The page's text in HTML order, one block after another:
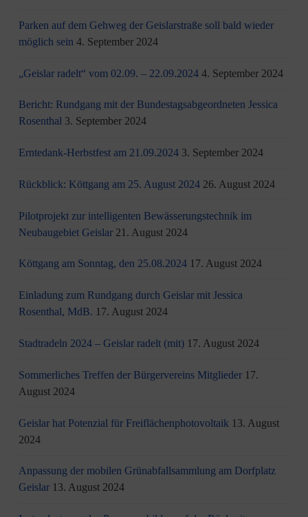
Parken auf dem Gehweg der Geislarstraße soll bald wieder
möglich sein 4. September 2024
„Geislar radelt“ vom 02.09. – 22.09.2024 4. September 2024
Bericht: Rundgang mit der Bundestagsabgeordneten Jessica
Rosenthal 3. September 2024
Erntedank-Herbstfest am 21.09.2024 3. September 2024
Rückblick: Köttgang am 25. August 2024 26. August 2024
Pilotprojekt zur intelligenten Bewässerungstechnik im
Neubaugebiet Geislar 21. August 2024
Köttgang am Sonntag, den 25.08.2024 17. August 2024
Einladung zum Rundgang durch Geislar mit Jessica
Rosenthal, MdB. 17. August 2024
Stadtradeln 2024 – Geislar radelt (mit) 17. August 2024
Sommerliches Treffen der Bürgervereins Mitglieder 17.
August 2024
Geislar hat Potenzial für Freiflächenphotovoltaik 13. August
2024
Anpassung der mobilen Grünabfallsammlung am Dorfplatz
Geislar 13. August 2024